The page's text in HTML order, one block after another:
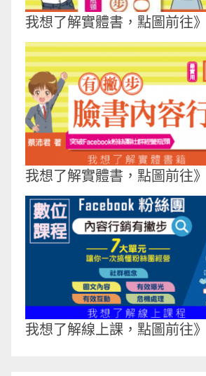
我想了解實體書，點圖前往》
我想了解實體書，點圖前往》
我想了解線上課，點圖前往》